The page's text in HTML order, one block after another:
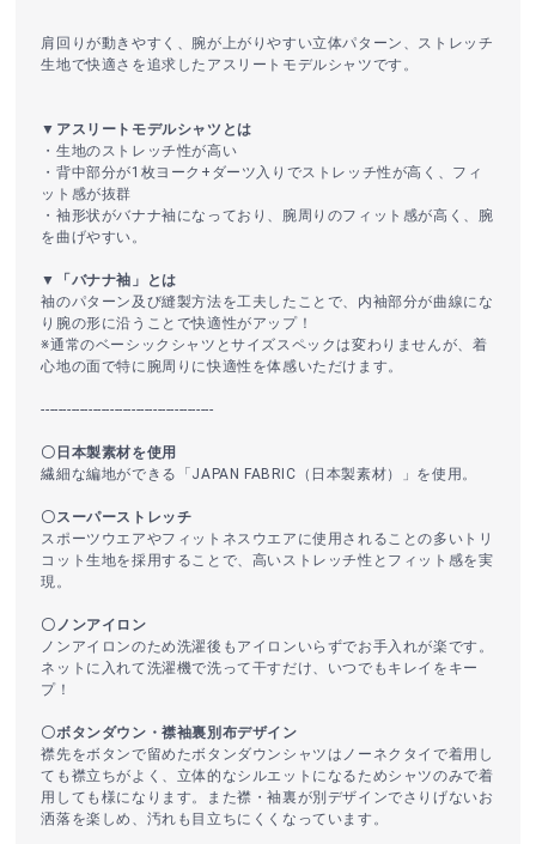
肩回りが動きやすく、腕が上がりやすい立体パターン、ストレッチ
生地で快適さを追求したアスリートモデルシャツです。
▼アスリートモデルシャツとは
・生地のストレッチ性が高い
・背中部分が1枚ヨーク+ダーツ入りでストレッチ性が高く、フィ
ット感が抜群
・袖形状がバナナ袖になっており、腕周りのフィット感が高く、腕
を曲げやすい。
▼「バナナ袖」とは
袖のパターン及び縫製方法を工夫したことで、内袖部分が曲線にな
り腕の形に沿うことで快適性がアップ！
※通常のベーシックシャツとサイズスペックは変わりませんが、着
心地の面で特に腕周りに快適性を体感いただけます。
----------------------------------------
〇日本製素材を使用
繊細な編地ができる「JAPAN FABRIC（日本製素材）」を使用。
〇スーパーストレッチ
スポーツウエアやフィットネスウエアに使用されることの多いトリ
コット生地を採用することで、高いストレッチ性とフィット感を実
現。
〇ノンアイロン
ノンアイロンのため洗濯後もアイロンいらずでお手入れが楽です。
ネットに入れて洗濯機で洗って干すだけ、いつでもキレイをキー
プ！
〇ボタンダウン・襟袖裏別布デザイン
襟先をボタンで留めたボタンダウンシャツはノーネクタイで着用し
ても襟立ちがよく、立体的なシルエットになるためシャツのみで着
用しても様になります。また襟・袖裏が別デザインでさりげないお
洒落を楽しめ、汚れも目立ちにくくなっています。